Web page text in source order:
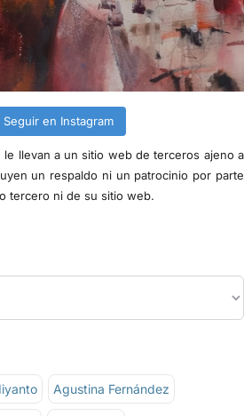
Seguir en Instagram
llevan a un sitio web de terceros ajeno a
un respaldo ni un patrocinio por parte
tercero ni de su sitio web.
Agustina Fernández